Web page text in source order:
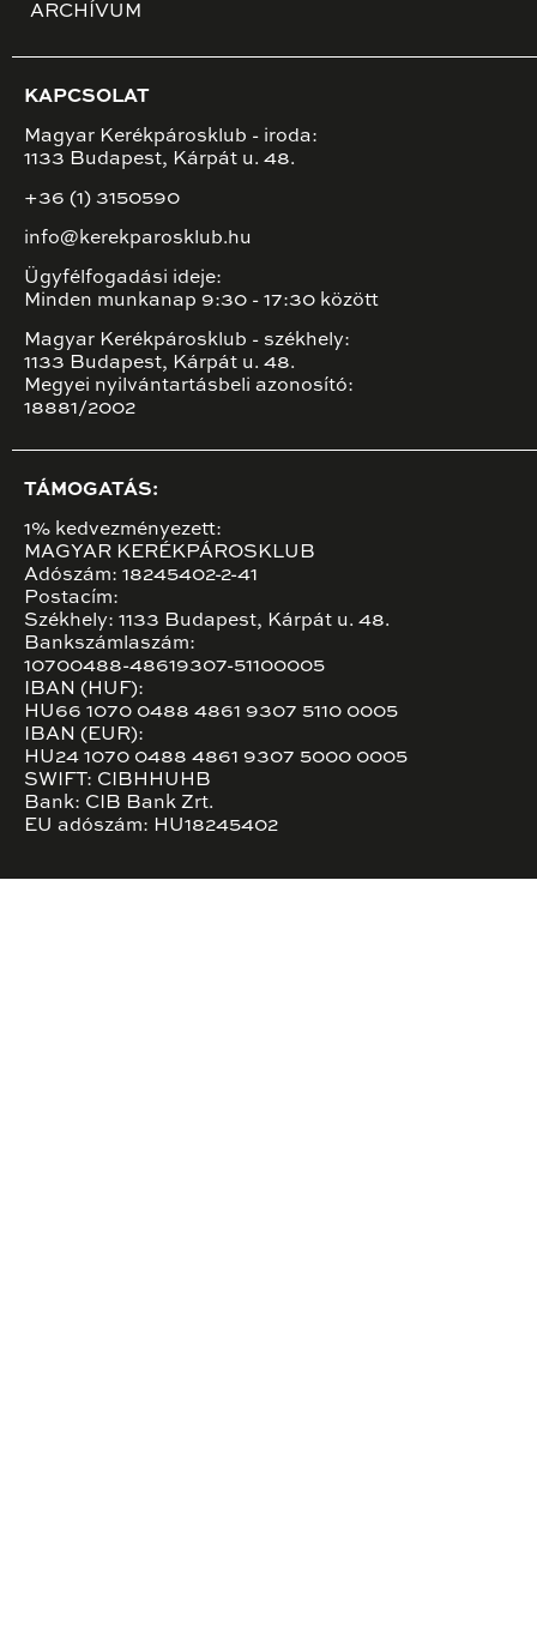
ARCHÍVUM
KAPCSOLAT
Magyar Kerékpárosklub - iroda:
1133 Budapest, Kárpát u. 48.
+36 (1) 3150590
info@kerekparosklub.hu
Ügyfélfogadási ideje:
Minden munkanap 9:30 - 17:30 között
Magyar Kerékpárosklub - székhely:
1133 Budapest, Kárpát u. 48.
Megyei nyilvántartásbeli azonosító:
18881/2002
TÁMOGATÁS:
1% kedvezményezett:
MAGYAR KERÉKPÁROSKLUB
Adószám: 18245402-2-41
Postacím:
Székhely: 1133 Budapest, Kárpát u. 48.
Bankszámlaszám:
10700488-48619307-51100005
IBAN (HUF):
HU66 1070 0488 4861 9307 5110 0005
IBAN (EUR):
HU24 1070 0488 4861 9307 5000 0005
SWIFT: CIBHHUHB
Bank: CIB Bank Zrt.
EU adószám: HU18245402